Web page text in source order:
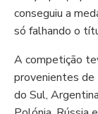
conseguiu a
só falhando o
A competição
provenientes
do Sul,